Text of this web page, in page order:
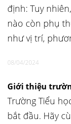
định: Tuy
nào còn phụ
như vị trí,
08/04/2024
Giới thiệu
Trường Tiểu
bắt đầu. Hãy